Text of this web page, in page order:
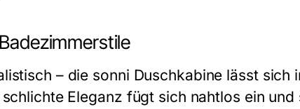
– die sonni Duschkabine lässt sich
Eleganz fügt sich nahtlos ein